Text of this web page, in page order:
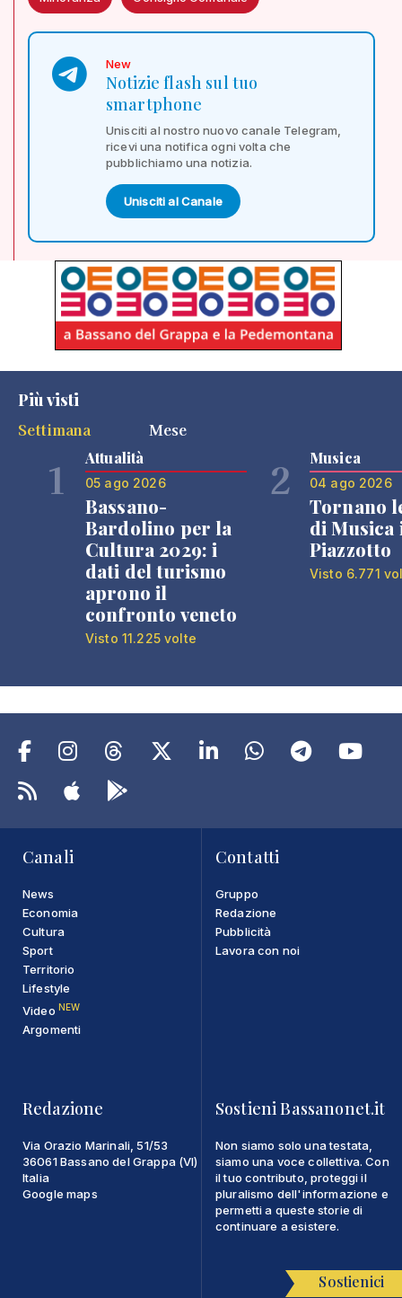
New
Notizie flash sul tuo
smartphone
Unisciti al nostro nuovo canale Telegram,
ricevi una notifica ogni volta che
pubblichiamo una notizia.
Unisciti al Canale
Più visti
Settimana
Mese
1 Attualità
05 ago 2026
Bassano-
Bardolino per la
Cultura 2029: i
dati del turismo
aprono il
confronto veneto
Visto 11.225 volte
2 Musica
04 ago 2026
Tornano
di Musica
Piazzotto
Visto 6.771
Canali
News
Economia
Cultura
Sport
Territorio
Lifestyle
Video NEW
Argomenti
Contatti
Gruppo
Redazione
Pubblicità
Lavora con noi
Redazione
Via Orazio Marinali, 51/53
36061 Bassano del Grappa (VI)
Italia
Google maps
Sostieni Bassanonet.it
Non siamo solo una testata,
siamo una voce collettiva. Con
il tuo contributo, proteggi il
pluralismo dell'informazione e
permetti a queste storie di
continuare a esistere.
Sostienici